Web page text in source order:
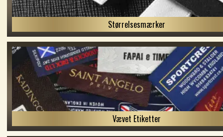
Størrelsesmærker
Vævet Etiketter